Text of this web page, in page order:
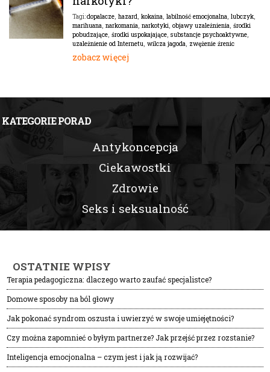
Tagi:dopalacze, hazard, kokaina, labilność emocjonalna, lubczyk,
marihuana, narkomania, narkotyki, objawy uzależnienia, środki
pobudzające, środki uspokajające, substancje psychoaktywne,
uzależnienie od Internetu, wilcza jagoda, zwężenie źrenic
zobacz więcej
KATEGORIE PORAD
Antykoncepcja
Ciekawostki
Zdrowie
Seks i seksualność
OSTATNIE WPISY
Terapia pedagogiczna: dlaczego warto zaufać specjalistce?
Domowe sposoby na ból głowy
Jak pokonać syndrom oszusta i uwierzyć w swoje umiejętności?
Czy można zapomnieć o byłym partnerze? Jak przejść przez rozstanie?
Inteligencja emocjonalna – czym jest i jak ją rozwijać?